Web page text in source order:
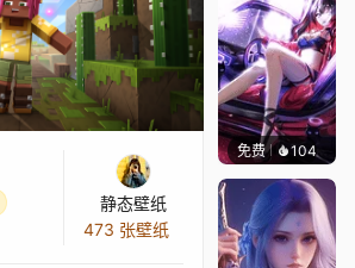
静态壁纸
473 张壁纸
免费 104Kyllar